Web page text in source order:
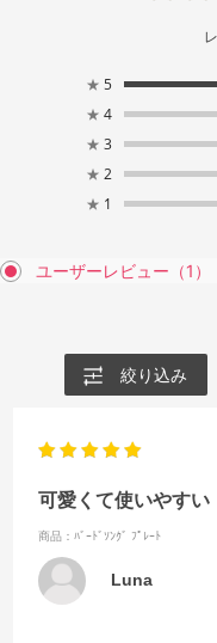
★ 5
★ 4
★ 3
★ 2
★ 1
ユーザーレビュー （1）
絞り込み
可愛くて使いやすい
商品：ﾊﾞｰﾄﾞｿﾝｸﾞ ﾌﾟﾚｰﾄ
Luna